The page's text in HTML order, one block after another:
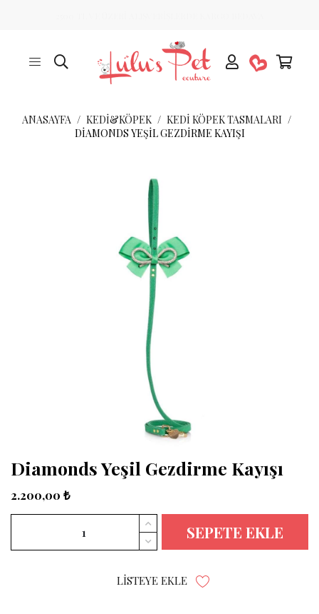
ANASAYFA KEDİ&KÖPEK
KEDI KÖPEK TASMALARI
DIAMONDS YEŞIL GEZDIRME KAYIŞI
Diamonds Yeşil Gezdirme Kayışı
2.200,00 ₺
SEPETE EKLE
LISTEYE EKLE